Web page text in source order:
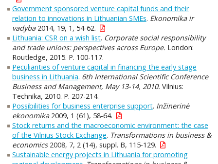
Government sponsored venture capital funds and their
relation to innovations in Lithuanian SMEs. Ekonomika ir
vadyba2014, 19, 1, 54-62.
Lithuania: CSR on a wish list. Corporate social responsibility
and trade unions: perspectives across Europe. London:
Routledge, 2015. P. 100-117.
Peculiarities of venture capital in financing the early stage
business in Lithuania. 6th International Scientific Conference
Business and Management, May 13-14, 2010. Vilnius:
Technika, 2010. P. 207-214.
Possibilities for business enterprise support. Inžinerinė
ekonomika2009, 1 (61), 58-64.
Stock returns and the macroeconomic environment: the case
of the Vilnius Stock Exchange. Transformations in business &
economics2008, 7, 2 (14), suppl. B, 115-129.
Sustainable energy projects in Lithuania for promoting